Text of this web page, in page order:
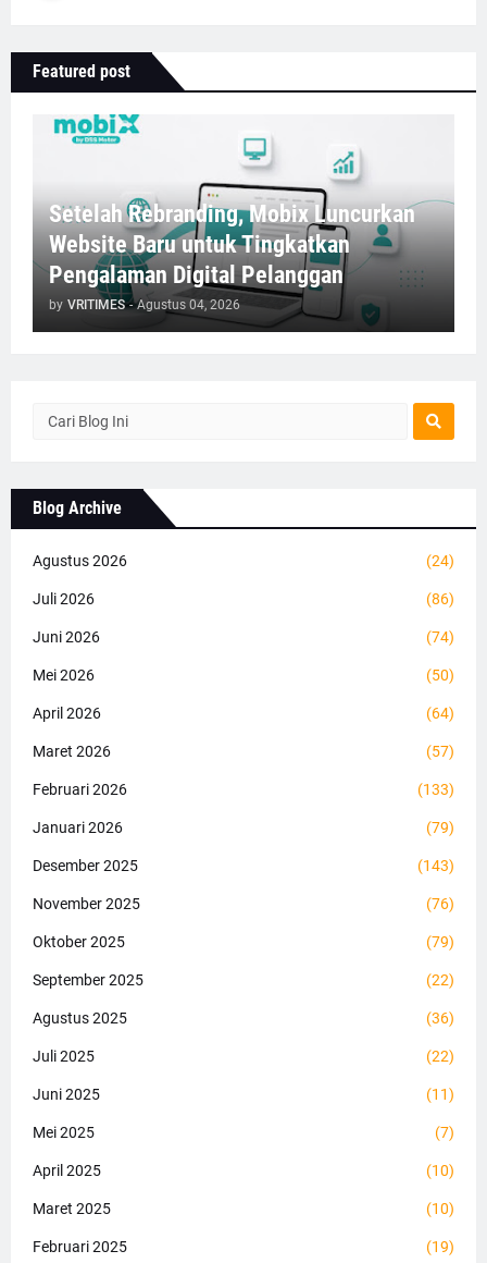
Featured post
Setelah Rebranding, Mobix Luncurkan
Website Baru untuk Tingkatkan
Pengalaman Digital Pelanggan
by VRITIMES - Agustus 04, 2026
Blog Archive
Agustus 2026 (24)
Juli 2026 (86)
Juni 2026 (74)
Mei 2026 (50)
April 2026 (64)
Maret 2026 (57)
Februari 2026 (133)
Januari 2026 (79)
Desember 2025 (143)
November 2025 (76)
Oktober 2025 (79)
September 2025 (22)
Agustus 2025 (36)
Juli 2025 (22)
Juni 2025 (11)
Mei 2025 (7)
April 2025 (10)
Maret 2025 (10)
Februari 2025 (19)